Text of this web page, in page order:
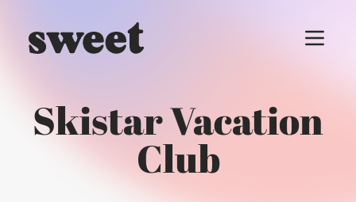
Menu
Skistar Vacation
Club